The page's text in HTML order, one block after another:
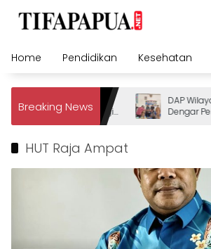
Home
Pendidikan Kesehatan
Breaking News
Papua Barat Daya
Dermaga bagi
DAP
Dengar
Pemerintah
HUT Raja Ampat